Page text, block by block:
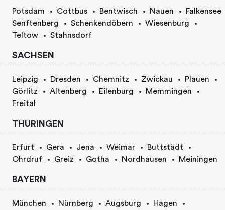
Potsdam Cottbus Bentwisch Nauen
Falkensee
Senftenberg
Schenkendöbern
Wiesenburg
Teltow
Stahnsdorf
SACHSEN
Leipzig Dresden Chemnitz Zwickau
Plauen
Görlitz
Altenberg Eilenburg
Memmingen
Freital
THURINGEN
Erfurt Gera Jena Weimar
Buttstädt
Ohrdruf
Greiz Gotha Nordhausen Meiningen
BAYERN
München Nürnberg Augsburg
Hagen